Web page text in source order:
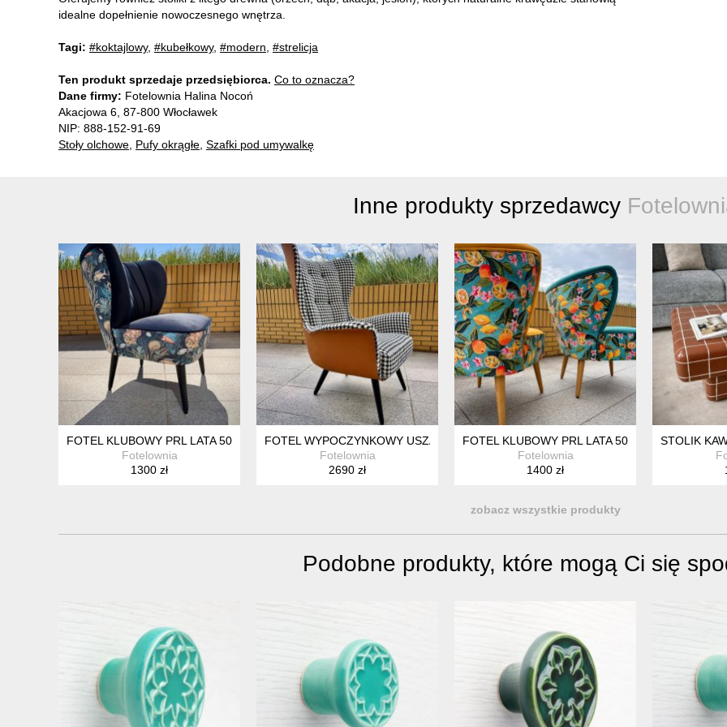
idealne dopełnienie nowoczesnego wnętrza.
Tagi: #koktajlowy, #kubełkowy, #modern #strelicja
Ten produkt sprzedaje przedsiębiorca. Co to oznacza?
Dane firmy: Fotelownia Halina Nocoń
Akacjowa 6, 87-800 Włocławek
NIP: 888-152-91-69
Stoły olchowe Pufy okrągłe Szafki pod umywalkę
Inne produkty sprzedawcy
FOTEL KLUBOWY PRL LATA 50 USZAK LOFT KOKTAJLOWY WELWET
Fotelownia
1300 zł
FOTEL WYPOCZYNKOWY USZAK PIKOWANY PEPITKA
Fotelownia
2690 zł
FOTEL KLUBOWY PRL LATA 50 USZAK LOFT
Fotelownia
1400 zł
STOLIK
zobacz wszystkie produkty
Podobne produkty, które mogą Ci się